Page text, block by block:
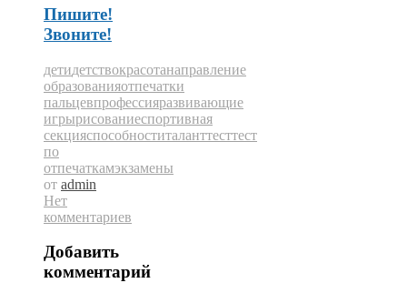
Пишите!
Звоните!
детидетствокрасотанаправление
образованияотпечатки
пальцевпрофессияразвивающие
игрырисованиеспортивная
секцияспособноститаланттесттест
по
отпечаткамэкзамены
от admin
Нет
комментариев
Добавить
комментарий